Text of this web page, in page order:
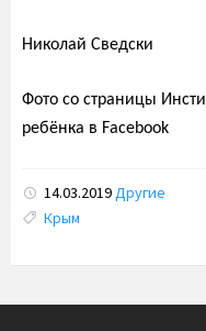
Николай Сведски
Фото со страницы
ребёнка в Facebook
14.03.2019Другие
Tags:
Крым